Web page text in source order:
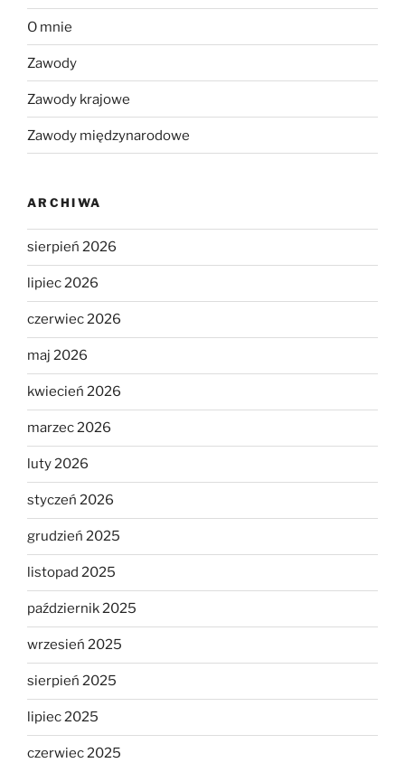
O mnie
Zawody
Zawody krajowe
Zawody międzynarodowe
ARCHIWA
sierpień 2026
lipiec 2026
czerwiec 2026
maj 2026
kwiecień 2026
marzec 2026
luty 2026
styczeń 2026
grudzień 2025
listopad 2025
październik 2025
wrzesień 2025
sierpień 2025
lipiec 2025
czerwiec 2025